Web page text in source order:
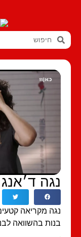
ד׳אנג׳לי
מקריאה קטעים
בהשוואה לבנים,